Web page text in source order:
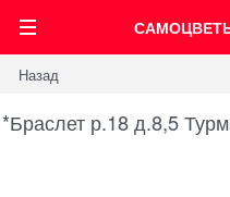
Назад
*Браслет р.18 д.8,5